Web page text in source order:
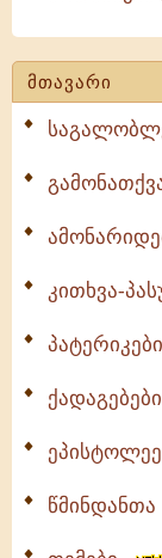
მთავარი
კითხვა-
წმინდანთა